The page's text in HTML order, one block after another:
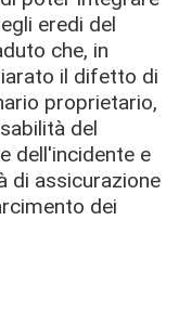
eredi del
che, in
il difetto di
proprietario,
del
dell'incidente e
di assicurazione
dei